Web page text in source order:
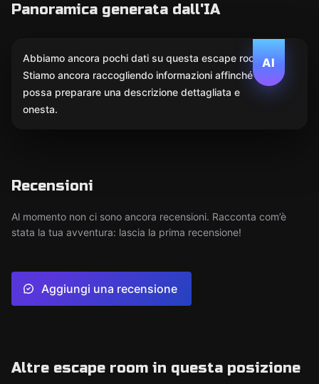
Panoramica generata dall'IA
AI
Abbiamo ancora pochi dati su questa escape room.
Stiamo ancora raccogliendo informazioni affinché l'IA
possa preparare una descrizione dettagliata e
onesta.
Recensioni
Al momento non ci sono ancora recensioni. Racconta com’è
stata la tua avventura: lascia la prima recensione!
Aggiungi una recensione
Altre escape room in questa posizione